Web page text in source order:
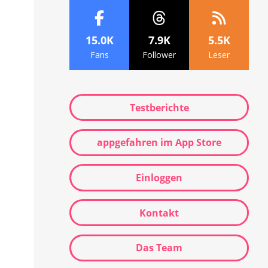
15.0K
Fans
7.9K
Follower
5.5K
Leser
Testberichte
appgefahren im App Store
Einloggen
Kontakt
Das Team